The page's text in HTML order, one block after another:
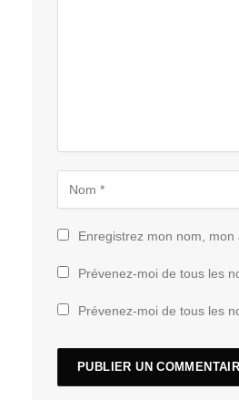
Enregistrez mon nom,
Prévenez-moi de tous les
Prévenez-moi de tous les